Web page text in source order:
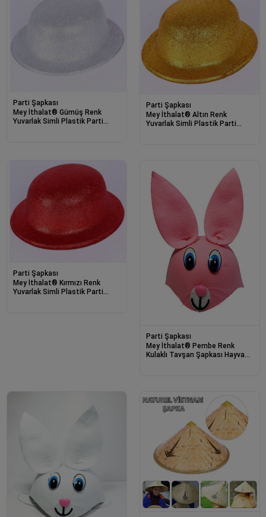
Parti Şapkası
Mey İthalat® Gümüş Renk
Yuvarlak Simli Plastik Parti
Parti Şapkası
Mey İthalat® Altın Renk
Yuvarlak Simli Plastik Parti
Parti Şapkası
Mey İthalat® Kırmızı Renk
Yuvarlak Simli Plastik Parti
Parti Şapkası
Mey İthalat® Pembe Renk
Kulaklı Tavşan Şapkası Hayvan